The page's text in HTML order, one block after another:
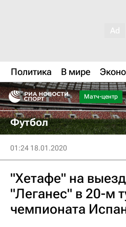
Политика В мире
Матч-центр
Футбол
01:24 18.01.2020
"Хетафе" на
"Леганес" в 20-м
чемпионата